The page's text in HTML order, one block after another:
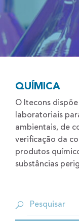
QUÍMICA
O Itecons
laboratoriais
ambientais, de
verificação da
produtos
substâncias